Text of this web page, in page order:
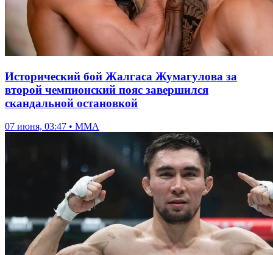
Исторический бой Жалгаса Жумагулова за
второй чемпионский пояс завершился
скандальной остановкой
07 июня, 03:47 • ММА